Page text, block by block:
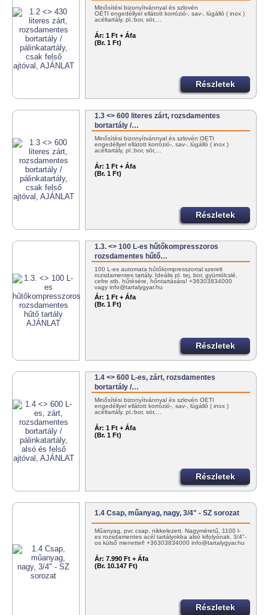
Minősítési bizonyítvánnyal és szlovén
OÉTI engedéllyel ellátott korrózió-, sav-, lúgálló ( inox )
acéltartály, pl.:bor, sör,…
Ár: 1 Ft + Áfa
(Br. 1 Ft)
Részletek
1.3 <> 600 literes zárt, rozsdamentes
bortartály /…
Minősítési bizonyítvánnyal és szlovén OÉTI
engedéllyel ellátott korrózió-, sav-, lúgálló ( inox )
acéltartály, pl.:bor, sör,…
Ár: 1 Ft + Áfa
(Br. 1 Ft)
Részletek
1.3. <> 100 L-es hűtőkompresszoros
rozsdamentes hűtő…
100 L-es automata hűtőkompresszorral szerelt
rozsdamentes tartály. Ideális pl. tej, bor, gyümölcslé,
cefre stb. hűtésére, hőntartására! +36303834000
vagy info@tartalygyar.hu
Ár: 1 Ft + Áfa
(Br. 1 Ft)
Részletek
1.4 <> 600 L-es, zárt, rozsdamentes
bortartály /…
Minősítési bizonyítvánnyal és szlovén OÉTI
engedéllyel ellátott korrózió-, sav-, lúgálló ( inox )
acéltartály, pl.:bor, sör,…
Ár: 1 Ft + Áfa
(Br. 1 Ft)
Részletek
1.4 Csap, műanyag, nagy, 3/4" - SZ sorozat
Műanyag, pvc csap, nikkelezett. Nagyméretű, 1100 l-
es rozsdamentes acél tartályokba alsó kifolyónak. 3/4"-
os külső menettel! +36303834000 info@tartalygyar.hu
Ár: 7.990 Ft + Áfa
(Br. 10.147 Ft)
Részletek